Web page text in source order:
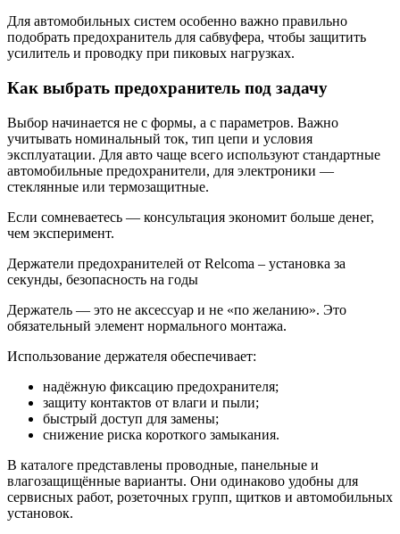
Для автомобильных систем особенно важно правильно
подобрать предохранитель для сабвуфера, чтобы защитить
усилитель и проводку при пиковых нагрузках.
Как выбрать предохранитель под задачу
Выбор начинается не с формы, а с параметров. Важно
учитывать номинальный ток, тип цепи и условия
эксплуатации. Для авто чаще всего используют стандартные
автомобильные предохранители, для электроники —
стеклянные или термозащитные.
Если сомневаетесь — консультация экономит больше денег,
чем эксперимент.
Держатели предохранителей от Relcoma – установка за
секунды, безопасность на годы
Держатель — это не аксессуар и не «по желанию». Это
обязательный элемент нормального монтажа.
Использование держателя обеспечивает:
надёжную фиксацию предохранителя;
защиту контактов от влаги и пыли;
быстрый доступ для замены;
снижение риска короткого замыкания.
В каталоге представлены проводные, панельные и
влагозащищённые варианты. Они одинаково удобны для
сервисных работ, розеточных групп, щитков и автомобильных
установок.